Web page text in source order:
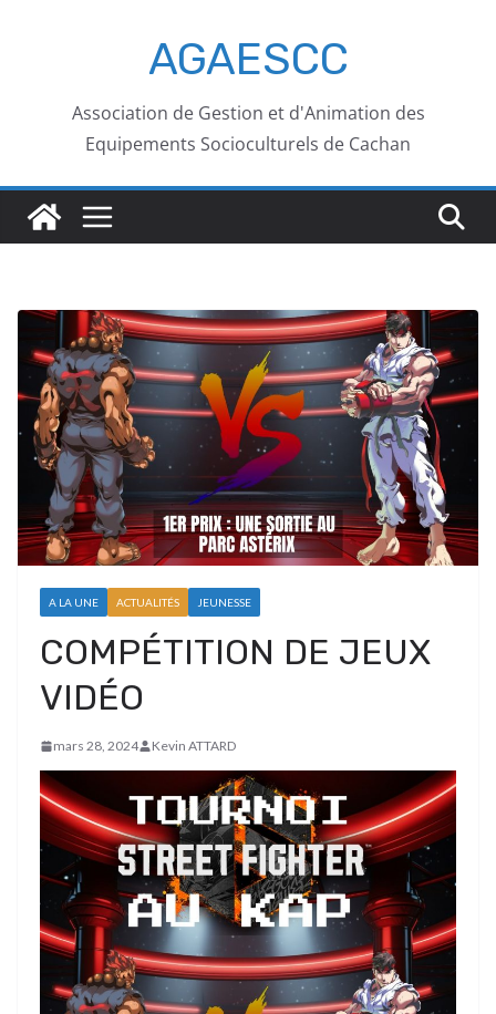
AGAESCC
Association de Gestion et d'Animation des
Equipements Socioculturels de Cachan
A LA UNE ACTUALITÉS JEUNESSE
COMPÉTITION DE JEUX
VIDÉO
mars 28, 2024 Kevin ATTARD